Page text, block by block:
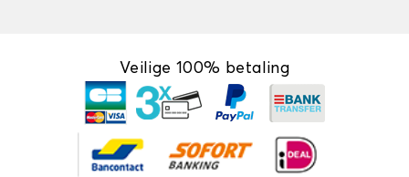
Veilige 100% betaling